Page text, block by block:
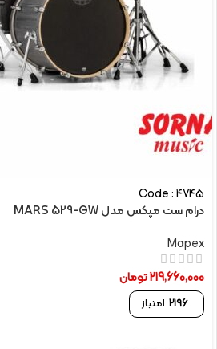
Code : 4745
درام ست مپکس مدل MARS 529-GW
Mapex
219,660,000تومان
2196 امتیاز